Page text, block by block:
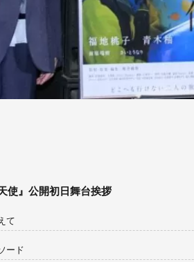
』公開初日舞台挨拶
て
ード